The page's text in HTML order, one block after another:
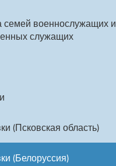
семей военнослужащих и
служащих
(Псковская область)
(Белоруссия)